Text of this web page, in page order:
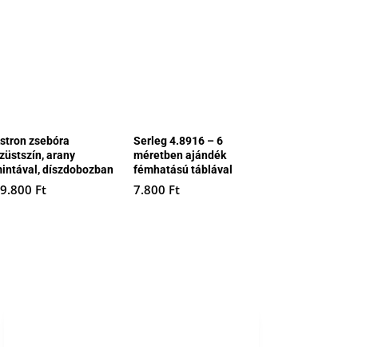
zsebóra
arany
díszdobozban
Ft
Serleg 4.8916 – 6
méretben ajándék
fémhatású táblával
7.800 Ft